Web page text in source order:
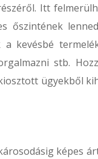
Itt
őszintének
kevésbé
stb.
ügyekből
képes